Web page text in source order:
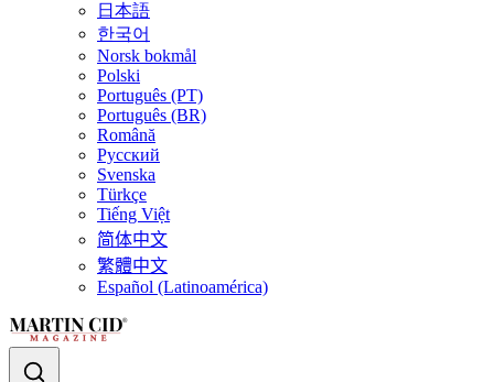
日本語
한국어
Norsk bokmål
Polski
Português (PT)
Português (BR)
Română
Русский
Svenska
Türkçe
Tiếng Việt
简体中文
繁體中文
Español (Latinoamérica)